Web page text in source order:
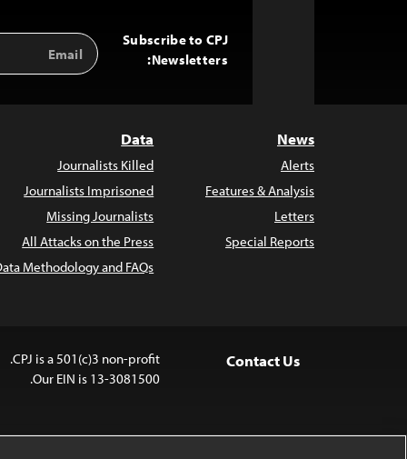
Subscribe to CPJ
Newsletters:
Email
Address
News
Alerts
Features & Analysis
Letters
Special Reports
Data
Journalists Killed
Journalists Imprisoned
Missing Journalists
All Attacks on the Press
Methodology and FAQs
Contact Us
CPJ is a 501(c)3 non-profit.
Our EIN is 13-3081500.